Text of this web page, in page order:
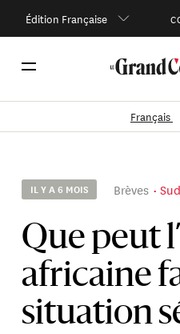
Édition Française
Français
IL Y A 6 MOIS Brèves
Que peut
africaine
situation